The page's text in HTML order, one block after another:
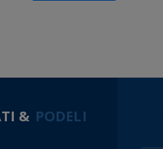
& PODELI